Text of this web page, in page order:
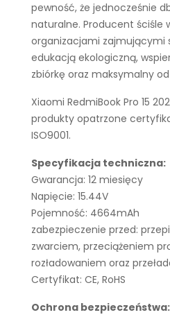
pewność, że jednocześnie
naturalne. Producent ściśle
organizacjami zajmującymi
edukacją ekologiczną,
zbiórkę oraz maksymalny
Xiaomi RedmiBook Pro 15
produkty opatrzone
ISO9001.
Specyfikacja techniczna:
Gwarancja: 12 miesięcy
Napięcie: 15.44V
Pojemność: 4664mAh
zabezpieczenie przed:
zwarciem, przeciążeniem
rozładowaniem oraz
Certyfikat: CE, RoHS
Ochrona bezpieczeństwa: